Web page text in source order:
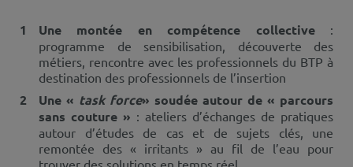
Une montée en compétence collective:
programme de sensibilisation, découverte des
métiers, rencontre avec les professionnels du BTP à
destination des professionnels de l’insertion
Une « task force» soudée autour de « parcours
sans couture » : ateliers d’échanges de pratiques
autour d’études de cas et de sujets clés, une
remontée des « irritants » au fil de l’eau pour
trouver des solutions en temps réel